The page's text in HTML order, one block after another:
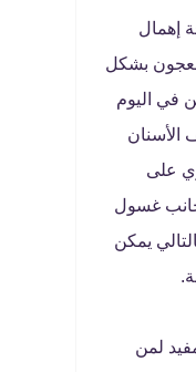
إهمال
بشكل
في اليوم
الأسنان
على
جانب غسول
يمكن
لمن